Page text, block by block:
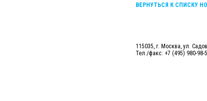
ВЕРНУТЬСЯ К СПИСКУ
115035, г. Москва, ул.
Тел./факс: +7 (495) 980-98-